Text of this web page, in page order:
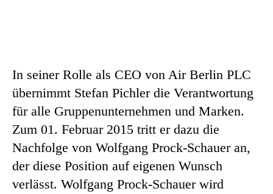
In seiner Rolle als CEO von Air Berlin PLC
übernimmt Stefan Pichler die Verantwortung
für alle Gruppenunternehmen und Marken.
Zum 01. Februar 2015 tritt er dazu die
Nachfolge von Wolfgang Prock-Schauer an,
der diese Position auf eigenen Wunsch
verlässt. Wolfgang Prock-Schauer wird